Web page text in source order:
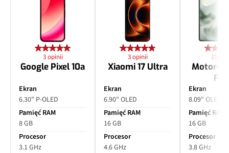
3 opinii
Google Pixel 10a
Ekran
6.30" P-OLED
Pamięć RAM
8 GB
Procesor
3.1 GHz
3 opinii
Xiaomi 17 Ultra
Ekran
6.90" OLED
Pamięć RAM
16 GB
Procesor
4.6 GHz
15
Motorola
Ekran
8.09" OLED
Pamięć RAM
16 GB
Procesor
3.8 GHz